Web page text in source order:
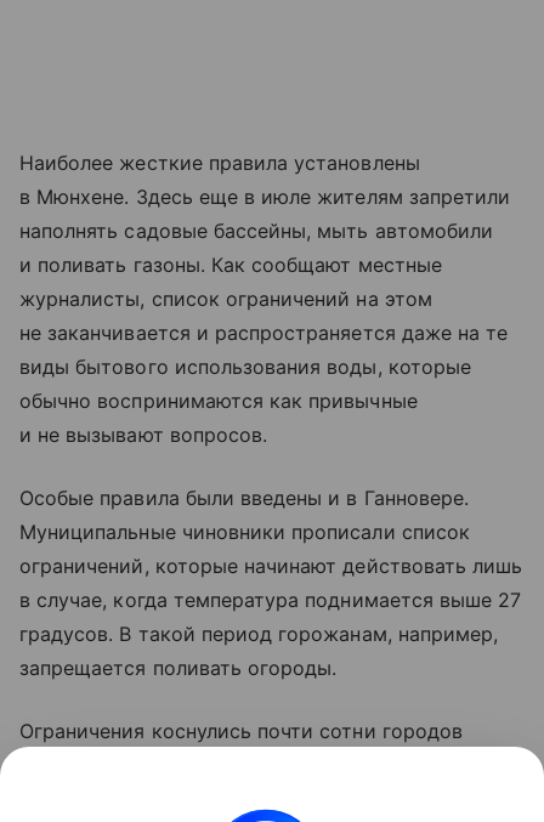
Наиболее жесткие правила установлены
в Мюнхене. Здесь еще в июле жителям запретили
наполнять садовые бассейны, мыть автомобили
и поливать газоны. Как сообщают местные
журналисты, список ограничений на этом
не заканчивается и распространяется даже на те
виды бытового использования воды, которые
обычно воспринимаются как привычные
и не вызывают вопросов.
Особые правила были введены и в Ганновере.
Муниципальные чиновники прописали список
ограничений, которые начинают действовать лишь
в случае, когда температура поднимается выше 27
градусов. В такой период горожанам, например,
запрещается поливать огороды.
Ограничения коснулись почти сотни городов